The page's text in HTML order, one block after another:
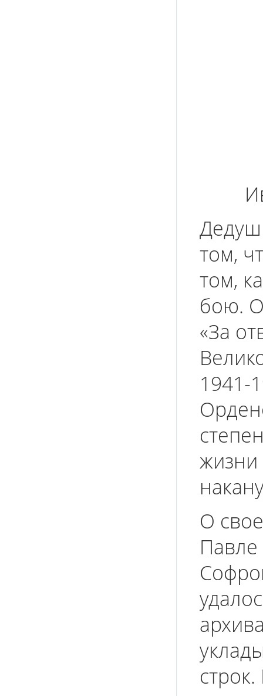
том,
том,
бою.
«За
1941-
жизни
О
Павле